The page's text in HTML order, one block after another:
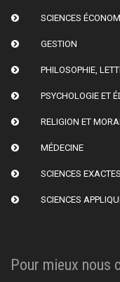
SCIENCES
GESTION
PHILOSOPHIE,
PSYCHOLOGIE ET
RELIGION ET
MÉDECINE
SCIENCES EXACTES
SCIENCES
Pour mieux nous